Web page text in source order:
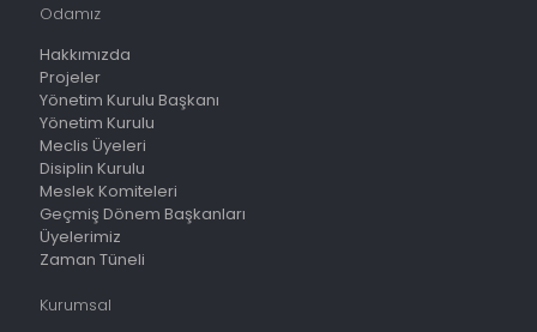
Odamız
Hakkımızda
Projeler
Yönetim Kurulu Başkanı
Yönetim Kurulu
Meclis Üyeleri
Disiplin Kurulu
Meslek Komiteleri
Geçmiş Dönem Başkanları
Üyelerimiz
Zaman Tüneli
Kurumsal